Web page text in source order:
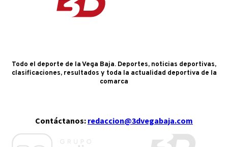
Todo el deporte de la Vega Baja. Deportes, noticias deportivas,
clasificaciones, resultados y toda la actualidad deportiva de la
comarca
Contáctanos: redaccion@3dvegabaja.com